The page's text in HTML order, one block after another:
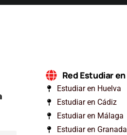
Red Estudiar en
Estudiar en Huelva
Estudiar en Cádiz
Estudiar en Málaga
Estudiar en Granada